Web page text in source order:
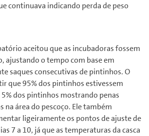
continuava indicando perda de peso
aceitou que as incubadoras fossem
ajustando o tempo com base em
saques consecutivas de pintinhos. O
que 95% dos pintinhos estivessem
5% dos pintinhos mostrando penas
na área do pescoço. Ele também
ligeiramente os pontos de ajuste de
7 a 10, já que as temperaturas da casca